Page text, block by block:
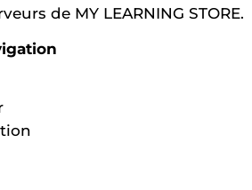
de MY LEARNING STORE.